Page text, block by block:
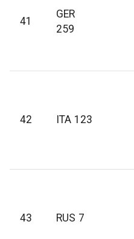
41
GER
259
42 ITA 123
43 RUS 7